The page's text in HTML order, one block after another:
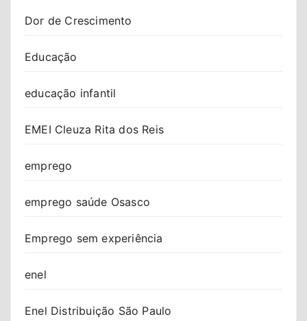
Dor de Crescimento
Educação
educação infantil
EMEI Cleuza Rita dos Reis
emprego
emprego saúde Osasco
Emprego sem experiência
enel
Enel Distribuição São Paulo